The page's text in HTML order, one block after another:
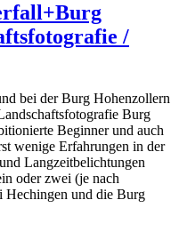
/
bei der Burg Hohenzollern
Burg
Beginner und auch
wenige Erfahrungen in der
Langzeitbelichtungen
oder zwei (je nach
Hechingen und die Burg